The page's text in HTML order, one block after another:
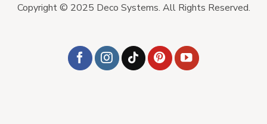
Copyright © 2025 Deco Systems. All Rights Reserved.